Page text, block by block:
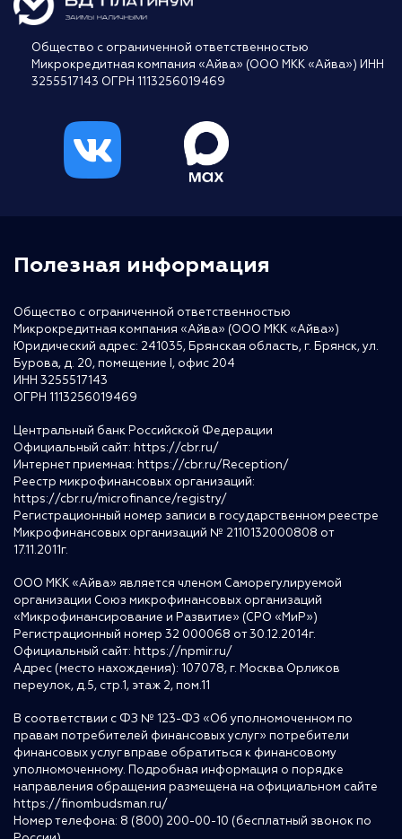
Общество с ограниченной ответственностью
Микрокредитная компания «Айва» (ООО МКК «Айва») ИНН
3255517143 ОГРН 1113256019469
Полезная информация
Общество с ограниченной ответственностью
Микрокредитная компания «Айва» (ООО МКК «Айва»)
Юридический адрес: 241035, Брянская область, г. Брянск, ул.
Бурова, д. 20, помещение I, офис 204
ИНН 3255517143
ОГРН 1113256019469
Центральный банк Российской Федерации
Официальный сайт: https://cbr.ru/
Интернет приемная: https://cbr.ru/Reception/
Реестр микрофинансовых организаций:
https://cbr.ru/microfinance/registry/
Регистрационный номер записи в государственном реестре
Микрофинансовых организаций № 2110132000808 от
17.11.2011г.
ООО МКК «Айва» является членом Саморегулируемой
организации Союз микрофинансовых организаций
«Микрофинансирование и Развитие» (СРО «МиР»)
Регистрационный номер 32 000068 от 30.12.2014г.
Официальный сайт: https://npmir.ru/
Адрес (место нахождения): 107078, г. Москва Орликов
переулок, д.5, стр.1, этаж 2, пом.11
В соответствии с ФЗ № 123-ФЗ «Об уполномоченном по
правам потребителей финансовых услуг» потребители
финансовых услуг вправе обратиться к финансовому
уполномоченному. Подробная информация о порядке
направления обращения размещена на официальном сайте
https://finombudsman.ru/
Номер телефона: 8 (800) 200-00-10 (бесплатный звонок по